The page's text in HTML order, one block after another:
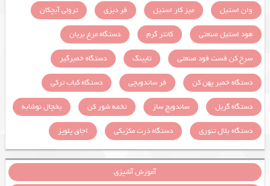
وان استیل
میز کار استیل فر دیزی
ترولی آبچکان
هود استیل صنعتی
کانتر گرم
دستگاه مرغ بریان
سرخ کن فست فود صنعتی
تاپینگ
دستگاه خمیرگیر
دستگاه خمیر پهن کن
فر ساندویچی
دستگاه کباب ترکی
دستگاه گریل
ساندویچ ساز تخمه شور کن
یخچال نوشابه
دستگاه بلال تنوری
دستگاه ذرت مکزیکی اجاق پلوپز
آموزش آشپزی